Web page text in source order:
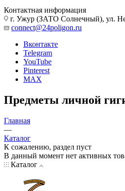
Контактная информация
г. Ужур (ЗАТО Солнечный), ул.
connect@24poligon.ru
Вконтакте
Telegram
YouTube
Pinterest
MAX
Предметы личной
Главная
—
Каталог
К сожалению, раздел пуст
В данный момент нет активных
Каталог